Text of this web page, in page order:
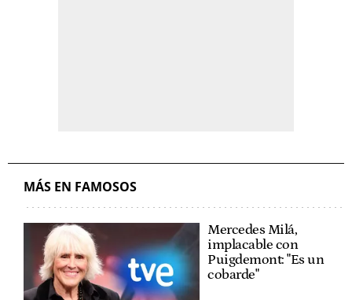
MÁS EN FAMOSOS
Mercedes Milá,
implacable con
Puigdemont: "Es un
cobarde"